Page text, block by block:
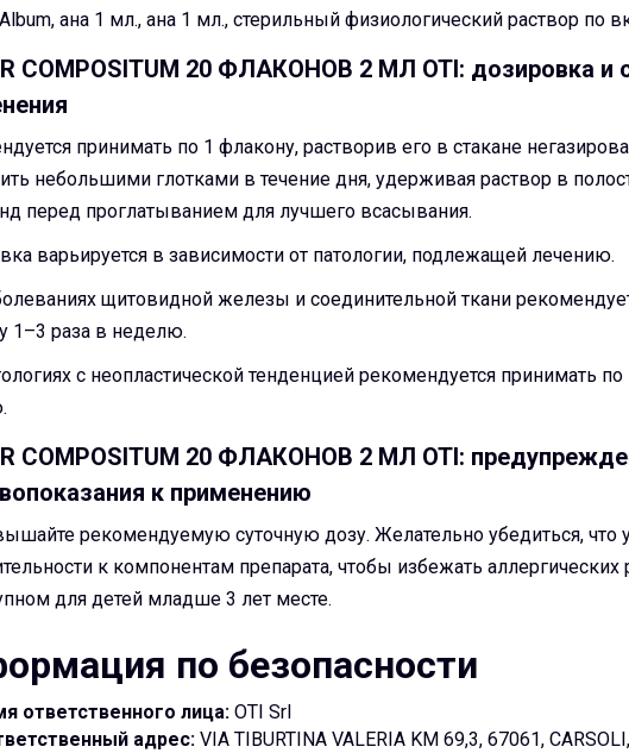
ана 1 мл., ана 1 мл., стерильный физиологический раствор по
COMPOSITUM 20 ФЛАКОНОВ 2 МЛ OTI: дозировка и
принимать по 1 флакону, растворив его в стакане
небольшими глотками в течение дня, удерживая раствор в
перед проглатыванием для лучшего всасывания.
варьируется в зависимости от патологии, подлежащей лечению.
щитовидной железы и соединительной ткани
1–3 раза в неделю.
с неопластической тенденцией рекомендуется принимать
COMPOSITUM 20 ФЛАКОНОВ 2 МЛ OTI:
к применению
рекомендуемую суточную дозу. Желательно убедиться, что
к компонентам препарата, чтобы избежать аллергических
для детей младше 3 лет месте.
по безопасности
ответственного лица: OTI Srl
адрес: VIA TIBURTINA VALERIA KM 69,3, 67061,